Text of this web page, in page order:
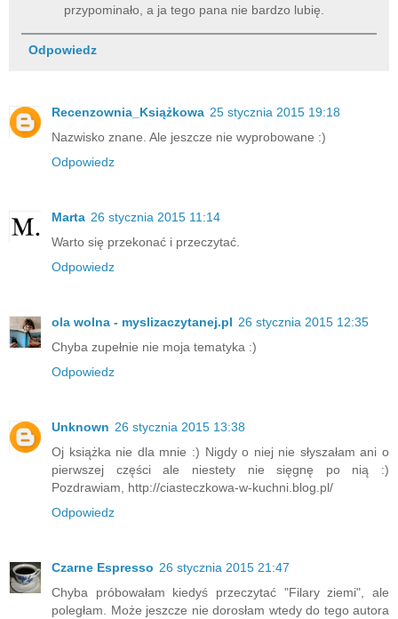
przypominało, a ja tego pana nie bardzo lubię.
Odpowiedz
Recenzownia_Książkowa 25 stycznia 2015 19:18
Nazwisko znane. Ale jeszcze nie wyprobowane :)
Odpowiedz
Marta 26 stycznia 2015 11:14
Warto się przekonać i przeczytać.
Odpowiedz
ola wolna - myslizaczytanej.pl 26 stycznia 2015 12:35
Chyba zupełnie nie moja tematyka :)
Odpowiedz
Unknown 26 stycznia 2015 13:38
Oj książka nie dla mnie :) Nigdy o niej nie słyszałam ani o
pierwszej części ale niestety nie sięgnę po nią :)
Pozdrawiam, http://ciasteczkowa-w-kuchni.blog.pl/
Odpowiedz
Czarne Espresso 26 stycznia 2015 21:47
Chyba próbowałam kiedyś przeczytać "Filary ziemi", ale
poległam. Może jeszcze nie dorosłam wtedy do tego autora